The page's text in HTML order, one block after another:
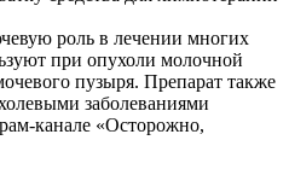
роль в лечении многих
при опухоли молочной
пузыря. Препарат также
заболеваниями
канале «Осторожно,